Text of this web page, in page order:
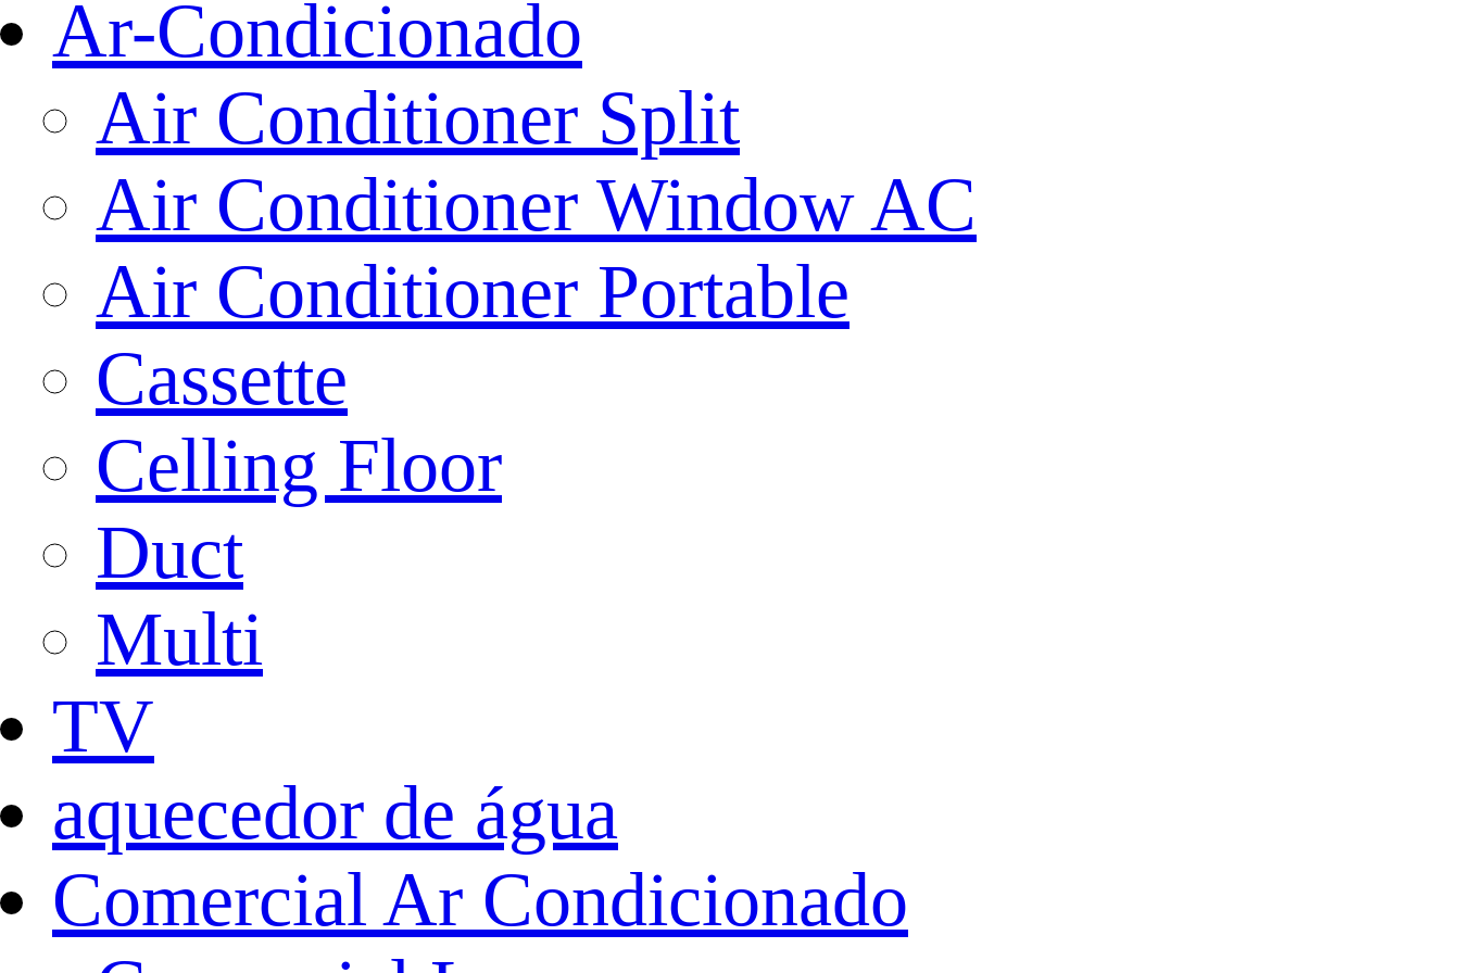
Ar-Condicionado
Air Conditioner Split
Air Conditioner Window AC
Air Conditioner Portable
Cassette
Celling Floor
Duct
Multi
TV
aquecedor de água
Comercial Ar Condicionado